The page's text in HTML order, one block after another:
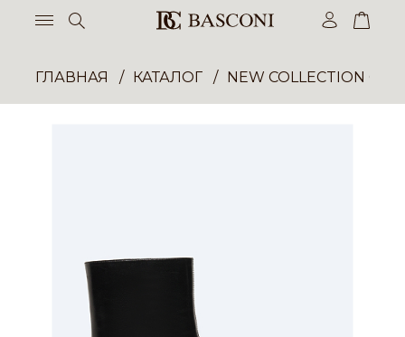
ГЛАВНАЯ КАТАЛОГ NEW COLLECTION